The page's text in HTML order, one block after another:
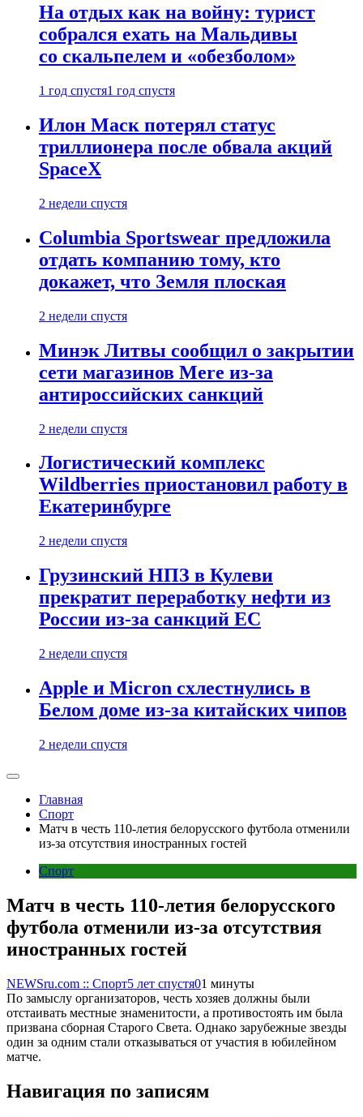
На отдых как на войну: турист
собрался ехать на Мальдивы
со скальпелем и «обезболом»
1 год спустя1 год спустя
Илон Маск потерял статус
триллионера после обвала акций
SpaceX
2 недели спустя
Columbia Sportswear предложила
отдать компанию тому, кто
докажет, что Земля плоская
2 недели спустя
Минэк Литвы сообщил о закрытии
сети магазинов Mere из-за
антироссийских санкций
2 недели спустя
Логистический комплекс
Wildberries приостановил работу в
Екатеринбурге
2 недели спустя
Грузинский НПЗ в Кулеви
прекратит переработку нефти из
России из-за санкций ЕС
2 недели спустя
Apple и Micron схлестнулись в
Белом доме из-за китайских чипов
2 недели спустя
Главная
Спорт
Матч в честь 110-летия белорусского футбола отменили
из-за отсутствия иностранных гостей
Спорт
Матч в честь 110-летия белорусского
футбола отменили из-за отсутствия
иностранных гостей
NEWSru.com :: Спорт5 лет спустя01 минуты
По замыслу организаторов, честь хозяев должны были
отстаивать местные знаменитости, а противостоять им была
призвана сборная Старого Света. Однако зарубежные звезды
один за одним стали отказываться от участия в юбилейном
матче.
Навигация по записям